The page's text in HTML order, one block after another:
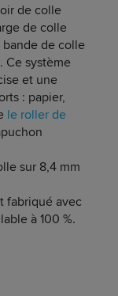
de colle
de colle
bande de colle
Ce système
et une
: papier,
le roller de
sur 8,4 mm
fabriqué avec
à 100 %.